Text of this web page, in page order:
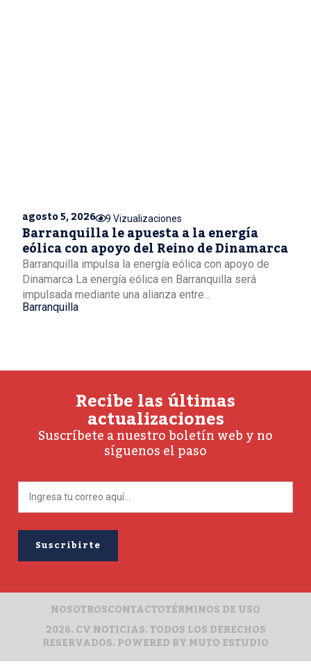
agosto 5, 2026 9 Vizualizaciones
Barranquilla le apuesta a la energía
eólica con apoyo del Reino de Dinamarca
Barranquilla impulsa la energía eólica con apoyo de
Dinamarca La energía eólica en Barranquilla será
impulsada mediante una alianza entre...
Barranquilla
Recibe las últimas
actualizaciones
Suscríbete a nuestro boletín web y no
síguenos el paso
2026. CV NOTICIAS. TODOS LOS DERECHOS
RESERVADOS. POWERED BYMUTO ESTUDIO
NOSOTROSCONTACTOTÉRMINOS DE USO